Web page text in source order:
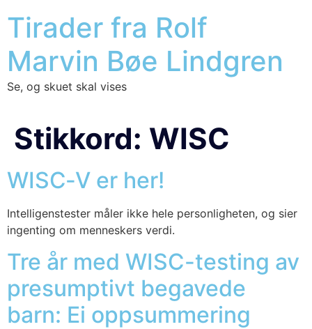
Tirader fra Rolf
Marvin Bøe Lindgren
Se, og skuet skal vises
Stikkord: WISC
WISC‑V er her!
Intel­li­gens­tes­ter måler ikke hele per­son­lig­he­ten, og sier
ingen­ting om men­nes­kers ver­di.
Tre år med WISC-testing av
presumptivt begavede
barn: Ei oppsummering